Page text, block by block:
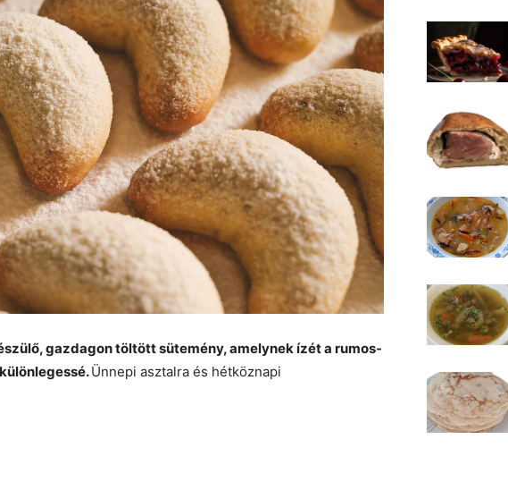
gazdagon töltött sütemény, amelynek ízét a rumos-
Ünnepi asztalra és hétköznapi